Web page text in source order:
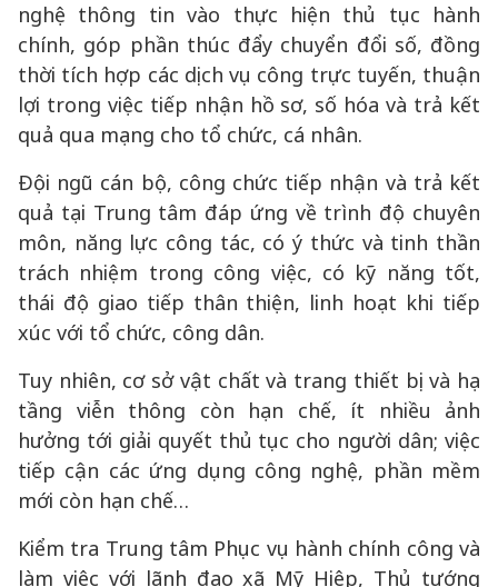
nghệ thông tin vào thực hiện thủ tục hành
chính, góp phần thúc đẩy chuyển đổi số, đồng
thời tích hợp các dịch vụ công trực tuyến, thuận
lợi trong việc tiếp nhận hồ sơ, số hóa và trả kết
quả qua mạng cho tổ chức, cá nhân.
Đội ngũ cán bộ, công chức tiếp nhận và trả kết
quả tại Trung tâm đáp ứng về trình độ chuyên
môn, năng lực công tác, có ý thức và tinh thần
trách nhiệm trong công việc, có kỹ năng tốt,
thái độ giao tiếp thân thiện, linh hoạt khi tiếp
xúc với tổ chức, công dân.
Tuy nhiên, cơ sở vật chất và trang thiết bị và hạ
tầng viễn thông còn hạn chế, ít nhiều ảnh
hưởng tới giải quyết thủ tục cho người dân; việc
tiếp cận các ứng dụng công nghệ, phần mềm
mới còn hạn chế…
Kiểm tra Trung tâm Phục vụ hành chính công và
làm việc với lãnh đạo xã Mỹ Hiệp, Thủ tướng